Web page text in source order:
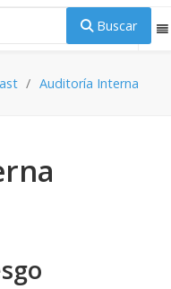
Buscar
Auditoría Interna